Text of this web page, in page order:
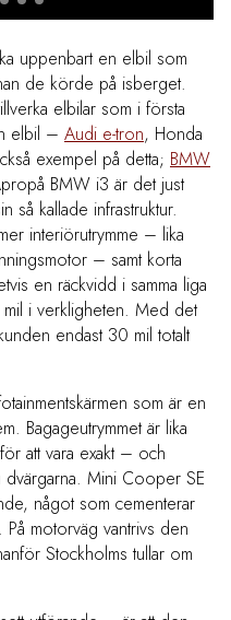
uppenbart en elbil som
de körde på isberget.
elbilar som i första
elbil – Audi e-tron, Honda
exempel på detta; BMW
BMW i3 är det just
så kallade infrastruktur.
interiörutrymme – lika
– samt korta
en räckvidd i samma liga
i verkligheten. Med det
endast 30 mil totalt
som är en
Bagageutrymmet är lika
att vara exakt – och
dvärgarna. Mini Cooper SE
något som cementerar
motorväg vantrivs den
Stockholms tullar om